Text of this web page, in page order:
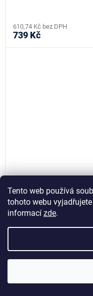
Tento web používá
tohoto webu
informací zde.
610,74 Kč bez DPH
739 Kč
Přísavka na
manometrem/
629 Kč